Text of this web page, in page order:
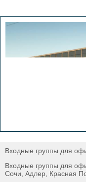
Входные группы для
Входные группы для
Сочи, Адлер, Красная